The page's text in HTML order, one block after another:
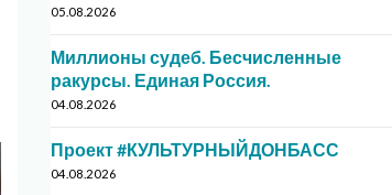
05.08.2026
Миллионы судеб. Бесчисленные
ракурсы. Единая Россия.
04.08.2026
Проект #КУЛЬТУРНЫЙДОНБАСС
04.08.2026